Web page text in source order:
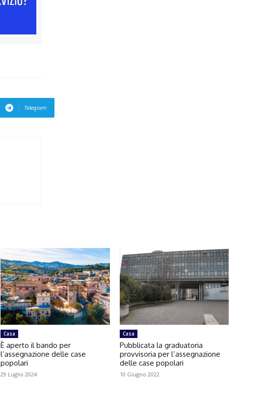
Telegram
Casa
È aperto il bando per
l’assegnazione delle case
popolari
29 Luglio 2024
Casa
Pubblicata la graduatoria
provvisoria per l’assegnazione
delle case popolari
10 Giugno 2022